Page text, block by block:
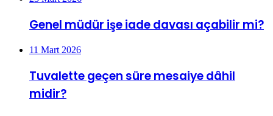
Genel müdür işe iade davası açabilir mi?
11 Mart 2026
Tuvalette geçen süre mesaiye dâhil
midir?